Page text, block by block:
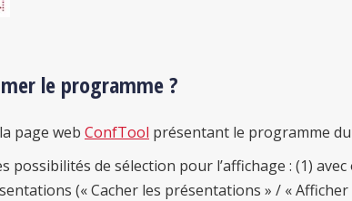
le programme ?
page web ConfTool présentant le programme
possibilités de sélection pour l’affichage : (1) avec
(« Cacher les présentations » / « Afficher